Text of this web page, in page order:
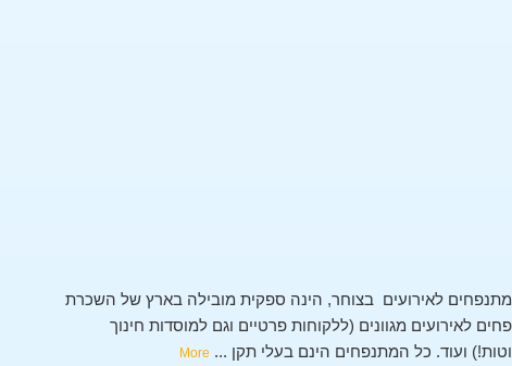
לאירועים בצוחר, הינה ספקית מובילה בארץ של השכרת
מגוונים (ללקוחות פרטיים וגם למוסדות חינוך
ועוד. כל המתנפחים הינם בעלי תקן ...
More